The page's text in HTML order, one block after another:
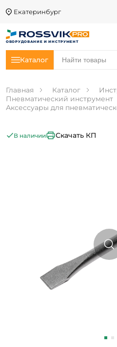
Екатеринбург
ОБОРУДОВАНИЕ И ИНСТРУМЕНТ
Каталог
Главная Каталог
Пневматический инструмент
Аксессуары для
В наличии Скачать КП